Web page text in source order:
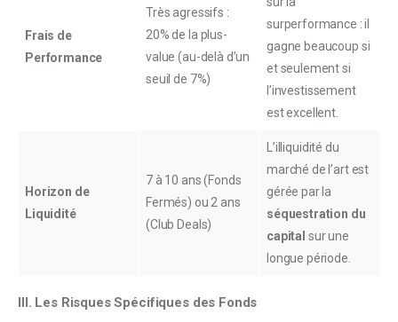
Frais de
Performance
Très agressifs :
20% de la plus-
value (au-delà d’un
seuil de 7%)
surperformance : il
gagne beaucoup si
et seulement si
l’investissement
est excellent.
Horizon de
Liquidité
7 à 10 ans (Fonds
Fermés) ou 2 ans
(Club Deals)
L’illiquidité du
marché de l’art est
gérée par la
séquestration du
capital sur une
longue période.
III. Les Risques Spécifiques des Fonds